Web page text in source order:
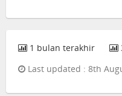
1 bulan terakhir
Last updated : 8th